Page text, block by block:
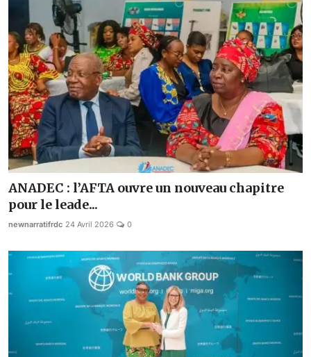
ANADEC : l’AFTA ouvre un nouveau chapitre
pour le leade...
newnarratifrdc 24 Avril 2026 0